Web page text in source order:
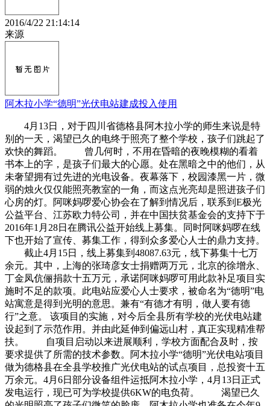
2016/4/22 21:14:14
来源
阿木拉小学“德明”光伏电站建成投入使用
4月13日，对于四川省德格县阿木拉小学的师生来说是特
别的一天，渴望已久的电终于照亮了整个学校，孩子们跳起了
欢快的舞蹈。 曾几何时，不用在昏暗的夜晚模糊的看着
书本上的字，是孩子们最大的心愿。处在黑暗之中的他们，从
未奢望拥有过先进的光电设备。夜幕落下，校园漆黑一片，微
弱的烛火仅仅能照亮教室的一角，而这点光亮却是照进孩子们
心房的灯。阿咪妈啰爱心协会在了解到情况后，联系到E极光
公益平台、江苏欧力特公司，并在中国扶贫基金会的支持下于
2016年1月28日在腾讯公益开始线上募集。同时阿咪妈啰在线
下也开始了宣传、募集工作，得到众多爱心人士的鼎力支持。
截止4月15日，线上募集到48087.63元，线下募集十七万
余元。其中，上海的张琦彦女士捐赠两万元，北京的徐增永、
丁金凤伉俪捐款十五万元，承诺阿咪妈啰可用此款补足项目实
施时不足的款项。此电站应爱心人士要求，被命名为“德明”电
站寓意是得到光明的意思。兼有“有德才有明，做人要有德
行”之意。 该项目的实施，对今后全县所有学校的光伏电站建
设起到了示范作用。并由此延伸到偏远山村，真正实现精准帮
扶。 自项目启动以来进展顺利，学校方面配合及时，按
要求提供了所需的技术参数。阿木拉小学“德明”光伏电站项目
做为德格县在全县学校推广光伏电站的试点项目，总投资十五
万余元。4月6日部分设备组件运抵阿木拉小学，4月13日正式
发电运行，现已可为学校提供6KW的电负荷。 渴望已久